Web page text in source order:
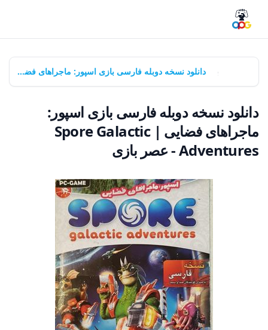
دانلود نسخه دوبله فارسی بازی اسپور: ماجراهای فضایی | Spore Galactic Adventures - عصر بازی
دانلود نسخه دوبله فارسی بازی اسپور:
ماجراهای فضایی | Spore Galactic
Adventures - عصر بازی